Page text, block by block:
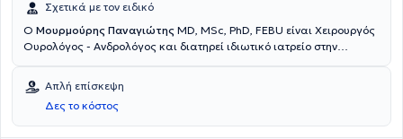
Σχετικά με τον ειδικό
Ο Μουρμούρης Παναγιώτης MD, MSc, PhD, FEBU είναι Χειρουργός
Ουρολόγος - Ανδρολόγος και διατηρεί ιδιωτικό ιατρείο στην
Θεσσαλίας και μετεκπαιδεύτηκε στην ελάχιστα επεμβατική
χειρουργική στο Εθνικό και Καποδιστριακό Πανεπιστήμιο Αθηνών,
ολοκληρώνοντας εκεί και την Διδακτορική του διατριβή. Όντας
πρωταγωνιστής στις εξελίξεις της Ουρολογίας, συνεργάζεται με
Απλή επίσκεψη
Δες το κόστος